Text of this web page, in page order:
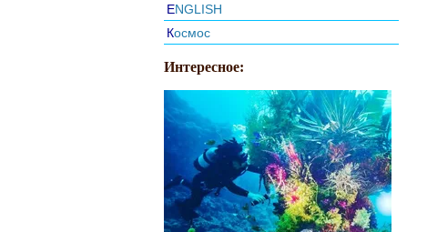
ENGLISH
Космос
Интересное: